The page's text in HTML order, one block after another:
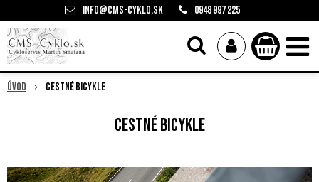
info@cms-cyklo.sk 0948 997 225
Úvod Cestné bicykle
Cestné bicykle